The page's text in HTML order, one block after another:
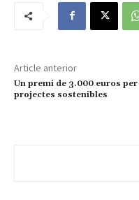
Article anterior
Un premi de 3.000 euros per
projectes sostenibles